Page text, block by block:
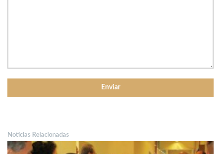
Noticias Relacionadas